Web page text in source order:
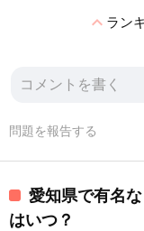
expand_lessラン
問題を報告する
愛知県で有名
はいつ？